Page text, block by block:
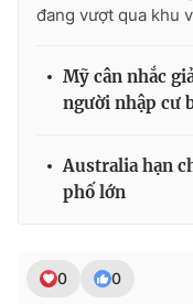
THỜI BÁO VTV
Cơ quan chủ quản:
đang vượt qua khu
Mỹ cân nhắc
người nhập cư
Australia hạn
phố lớn
0 0